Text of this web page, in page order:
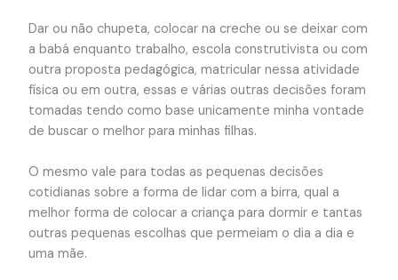
Dar ou não chupeta, colocar na creche ou se deixar com
a babá enquanto trabalho, escola construtivista ou com
outra proposta pedagógica, matricular nessa atividade
física ou em outra, essas e várias outras decisões foram
tomadas tendo como base unicamente minha vontade
de buscar o melhor para minhas filhas.
O mesmo vale para todas as pequenas decisões
cotidianas sobre a forma de lidar com a birra, qual a
melhor forma de colocar a criança para dormir e tantas
outras pequenas escolhas que permeiam o dia a dia e
uma mãe.